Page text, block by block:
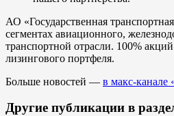
АО «Государственная
сегментах авиационного,
транспортной отрасли. 100%
лизингового портфеля.
Больше новостей — в макс-канале
Другие публикации в